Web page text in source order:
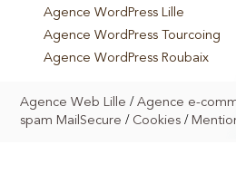
Agence WordPress Lille
Agence WordPress Tourcoing
Agence WordPress Roubaix
Agence WordPress Neuville-en-
Agence WordPress Roncq
Agence Web Lille /Agence e-
spam MailSecure / Cookies /